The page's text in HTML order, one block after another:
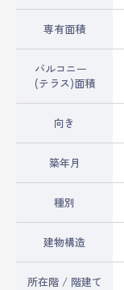
専有面積
バルコニー
(テラス)面積
向き
築年月
種別
建物構造
所在階 / 階建て